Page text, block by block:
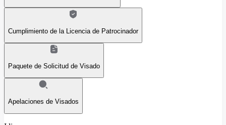
Cumplimiento de la Licencia de Patrocinador
Paquete de Solicitud de Visado
Apelaciones de Visados